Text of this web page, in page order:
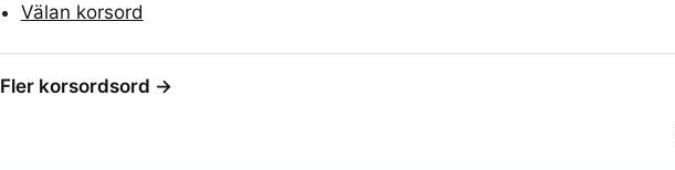
Välan korsord
Fler korsordsord →